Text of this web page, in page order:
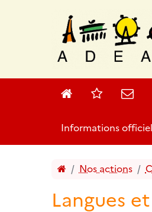
AccueilSites
Informations
Accueil
Nos actions
Langues